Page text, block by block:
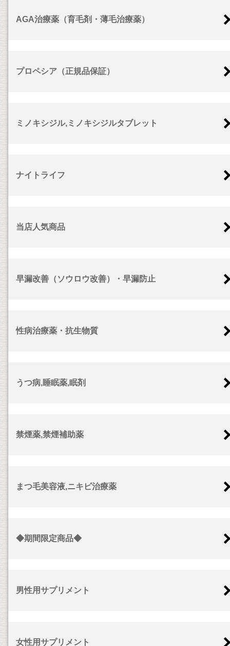
AGA治療薬（育毛剤・薄毛治療薬）
プロペシア（正規品保証）
ミノキシジル,ミノキシジルタブレット
ナイトライフ
当店人気商品
早漏改善（ソウロウ改善）・早漏防止
性病治療薬・抗生物質
うつ病,睡眠薬,眠剤
禁煙薬,禁煙補助薬
まつ毛美容液,ニキビ治療薬
◆期間限定商品◆
男性用サプリメント
女性用サプリメント